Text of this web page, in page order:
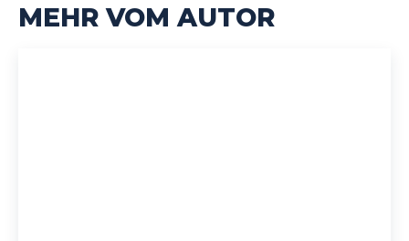
MEHR VOM AUTOR